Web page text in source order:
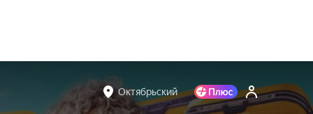
Октябрьский